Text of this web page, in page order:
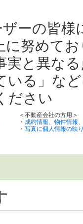
ザーの皆
に努めて
実と異な
いる」な
ださい
＜不動産会社の方用＞
・ 成約情報、物件情報
・ 写真に個人情報の映